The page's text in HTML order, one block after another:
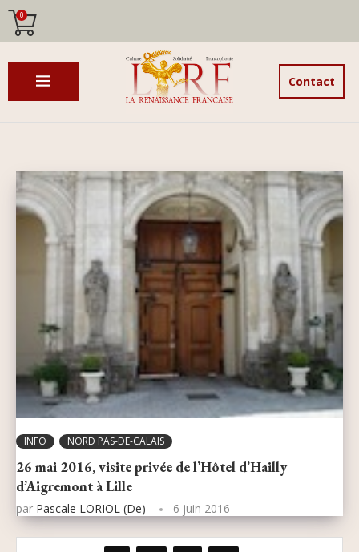
0
Contact
INFO NORD PAS-DE-CALAIS
26 mai 2016, visite privée de l’Hôtel d’Hailly
d’Aigremont à Lille
par Pascale LORIOL (de) 6 juin 2016